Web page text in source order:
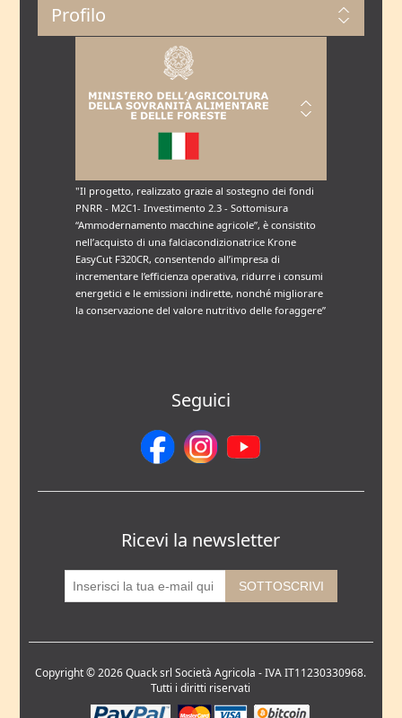
Profilo
"Il progetto, realizzato grazie al sostegno dei fondi
PNRR - M2C1- Investimento 2.3 - Sottomisura
“Ammodernamento macchine agricole”, è consistito
nell’acquisto di una falciacondizionatrice Krone
EasyCut F320CR, consentendo all’impresa di
incrementare l’efficienza operativa, ridurre i consumi
energetici e le emissioni indirette, nonché migliorare
la conservazione del valore nutritivo delle foraggere”
Seguici
Ricevi la newsletter
Copyright © 2026 Quack srl Società Agricola - IVA IT11230330968.
Tutti i diritti riservati